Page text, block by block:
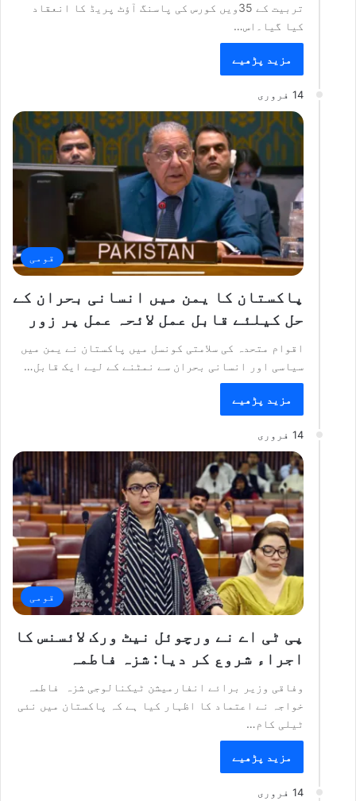
تربیت کے 35ویں کورس کی پاسنگ آؤٹ پریڈ کا انعقاد
کیا گیا۔اس…
مزید پڑھیے
14 فروری
قومی
پاکستان کا یمن میں انسانی بحران کے
حل کیلئے قابل عمل لائحہ عمل پر زور
اقوام متحدہ کی سلامتی کونسل میں پاکستان نے یمن میں
سیاسی اور انسانی بحران سے نمٹنے کے لیے ایک قابل…
مزید پڑھیے
14 فروری
قومی
پی ٹی اے نے ورچوئل نیٹ ورک لائسنس کا
اجراء شروع کر دیا: شزہ فاطمہ
وفاقی وزیر برائے انفارمیشن ٹیکنالوجی شزہ فاطمہ
خواجہ نے اعتماد کا اظہار کیا ہے کہ پاکستان میں نئی
ٹیلی کام…
مزید پڑھیے
14 فروری